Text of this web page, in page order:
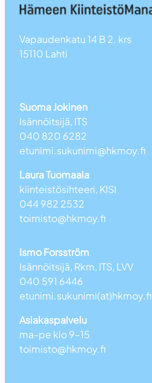
Vapaudenkatu 14 B 2. krs
15110 Lahti
Suoma Jokinen
Isännöitsijä, ITS
040 820 6282
etunimi.sukunimi@hkmoy.fi
Laura Tuomaala
kiinteistösihteeri, KISI
044 982 2532
toimisto@hkmoy.fi
Ismo Forsström
Isännöitsijä, Rkm, ITS, LVV
040 591 6446
etunimi.sukunimi(at)hkmoy.fi
Asiakaspalvelu
ma-pe klo 9–15
toimisto@hkmoy.fi